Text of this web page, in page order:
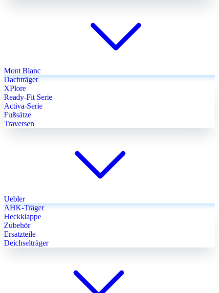
Mont Blanc
Dachträger
XPlore
Ready-Fit Serie
Activa-Serie
Fußsätze
Traversen
Uebler
AHK-Träger
Heckklappe
Zubehör
Ersatzteile
Deichselträger